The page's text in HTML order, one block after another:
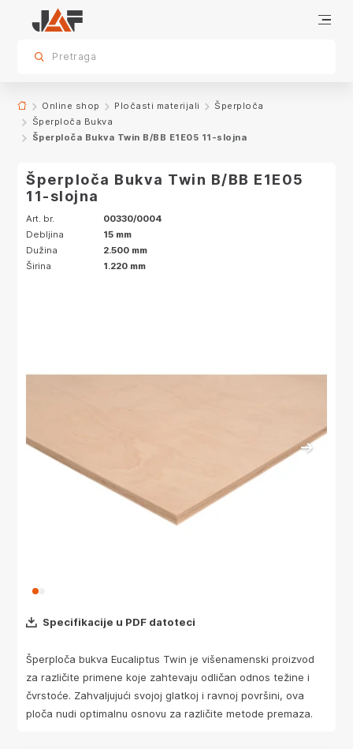
sr.skip-to.main-content
sr.skip-to.table-of-contents
sr.skip-to.main-navigation
Specifikacije
Karakteristike
Pretraga
Online shop Pločasti materijali
Šperploča
Šperploča Bukva
Šperploča Bukva Twin B/BB E1E05 11-slojna
Šperploča Bukva Twin B/BB E1E05
11-slojna
Art. br.
00330/0004
Debljina
15 mm
Dužina
2.500 mm
Širina
1.220 mm
Specifikacije u PDF datoteci
Šperploča bukva Eucaliptus Twin je višenamenski proizvod
za različite primene koje zahtevaju odličan odnos težine i
čvrstoće. Zahvaljujući svojoj glatkoj i ravnoj površini, ova
ploča nudi optimalnu osnovu za različite metode premaza.